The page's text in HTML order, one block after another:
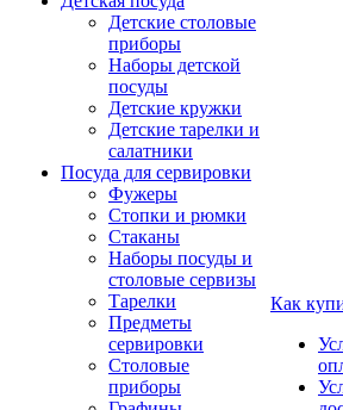
Детские столовые
приборы
Наборы детской
посуды
Детские кружки
Детские тарелки и
салатники
Посуда для сервировки
Фужеры
Стопки и рюмки
Стаканы
Наборы посуды и
столовые сервизы
Тарелки
Предметы
сервировки
Столовые
приборы
Как